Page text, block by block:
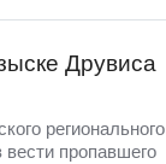
Друвиса
регионального
пропавшего